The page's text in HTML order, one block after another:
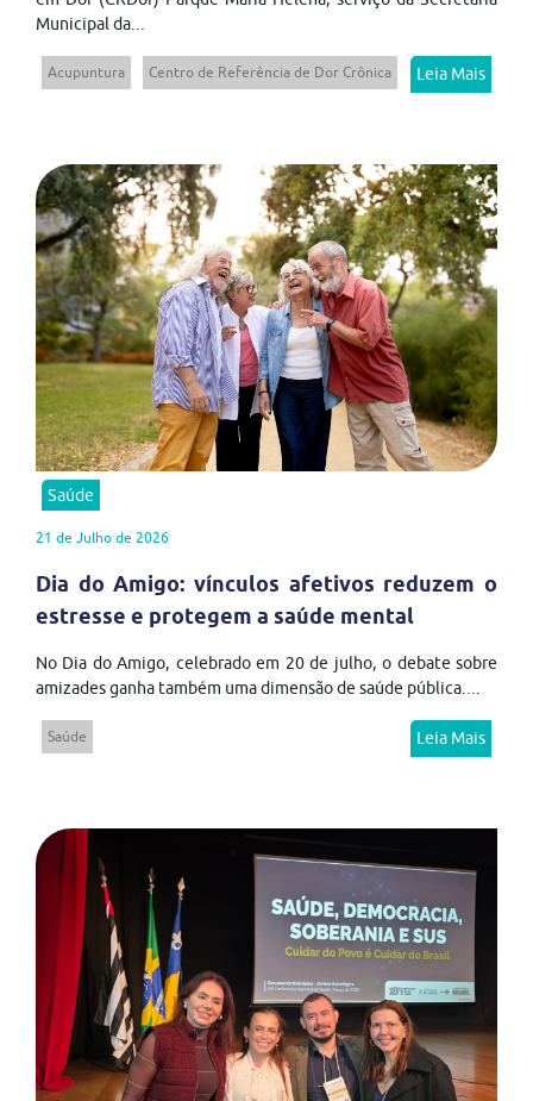
Municipal da...
Acupuntura Centro de Referência de Dor Crônica Leia Mais
Saúde
21 de Julho de 2026
Dia do Amigo: vínculos afetivos reduzem o
estresse e protegem a saúde mental
No Dia do Amigo, celebrado em 20 de julho, o debate sobre
amizades ganha também uma dimensão de saúde pública....
Saúde Leia Mais